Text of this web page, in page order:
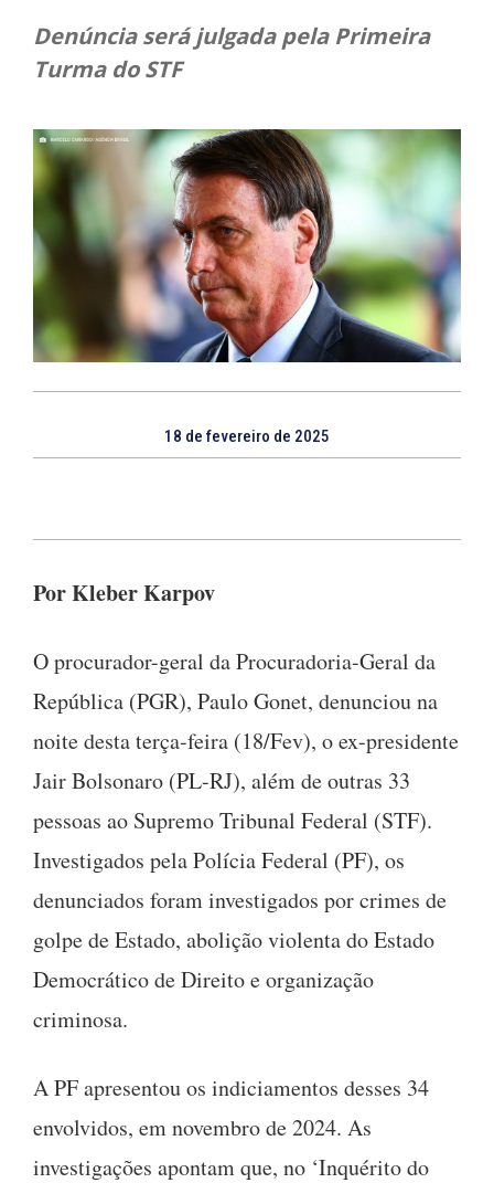
Denúncia será julgada pela Primeira
Turma do STF
18 de fevereiro de 2025
Por Kleber Karpov
O procurador-geral da Procuradoria-Geral da
República (PGR), Paulo Gonet, denunciou na
noite desta terça-feira (18/Fev), o ex-presidente
Jair Bolsonaro (PL-RJ), além de outras 33
pessoas ao Supremo Tribunal Federal (STF).
Investigados pela Polícia Federal (PF), os
denunciados foram investigados por crimes de
golpe de Estado, abolição violenta do Estado
Democrático de Direito e organização
criminosa.
A PF apresentou os indiciamentos desses 34
envolvidos, em novembro de 2024. As
investigações apontam que, no ‘Inquérito do